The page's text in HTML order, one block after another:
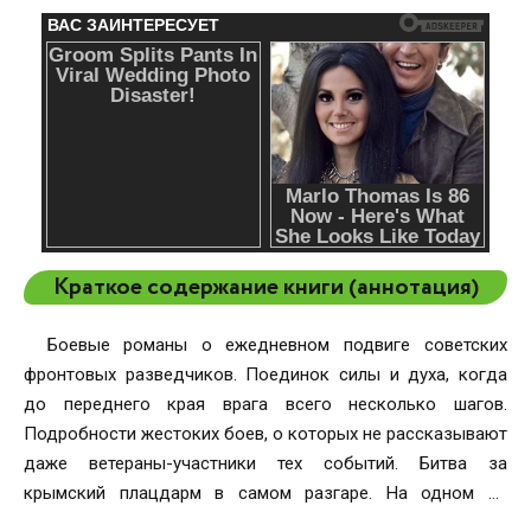
Краткое содержание книги (аннотация)
Боевые романы о ежедневном подвиге советских
фронтовых разведчиков. Поединок силы и духа, когда
до переднего края врага всего несколько шагов.
Подробности жестоких боев, о которых не рассказывают
даже ветераны-участники тех событий. Битва за
крымский плацдарм в самом разгаре. На одном из